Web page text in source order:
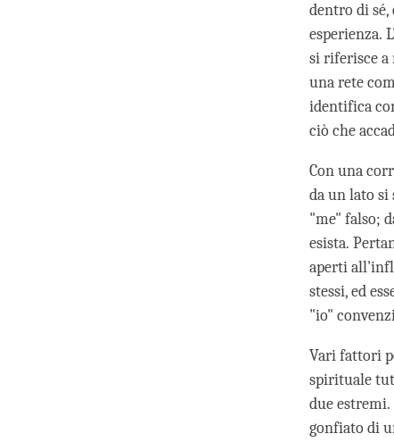
dentro di
esperienza.
si riferisce a
una rete
identifica
ciò che
Con una
da un lato si
"me" falso;
esista.
aperti
stessi, ed
"io"
Vari fattori
spirituale
due estremi.
gonfiato di